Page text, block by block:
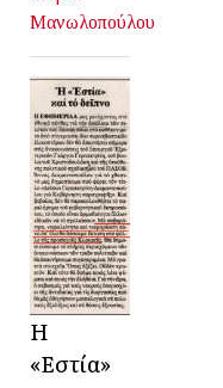
Μανωλοπούλου
Η
«Εστία»